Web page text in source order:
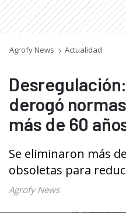
Agrofy News Actualidad
derogó
más de 60
Se eliminaron más
obsoletas para
Agrofy News